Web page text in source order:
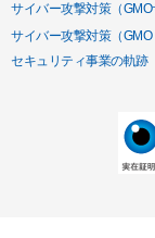
サイバー攻撃対策（GMO
サイバー攻撃対策（GMO
セキュリティ事業の軌跡